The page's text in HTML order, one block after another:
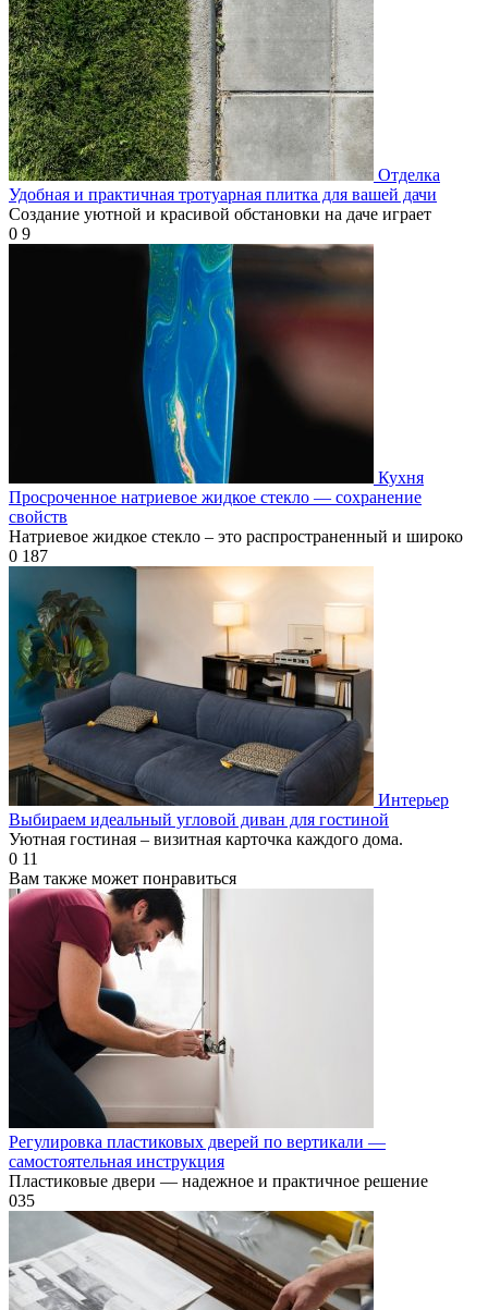
Отделка
Удобная и практичная тротуарная плитка для вашей дачи
Создание уютной и красивой обстановки на даче играет
0 9
Кухня
Просроченное натриевое жидкое стекло — сохранение
свойств
Натриевое жидкое стекло – это распространенный и широко
0 187
Интерьер
Выбираем идеальный угловой диван для гостиной
Уютная гостиная – визитная карточка каждого дома.
0 11
Вам также может понравиться
Регулировка пластиковых дверей по вертикали —
самостоятельная инструкция
Пластиковые двери — надежное и практичное решение
035